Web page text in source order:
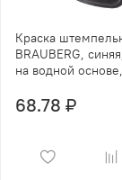
Краска
BRAUBERG,
на водной
68.78 ₽